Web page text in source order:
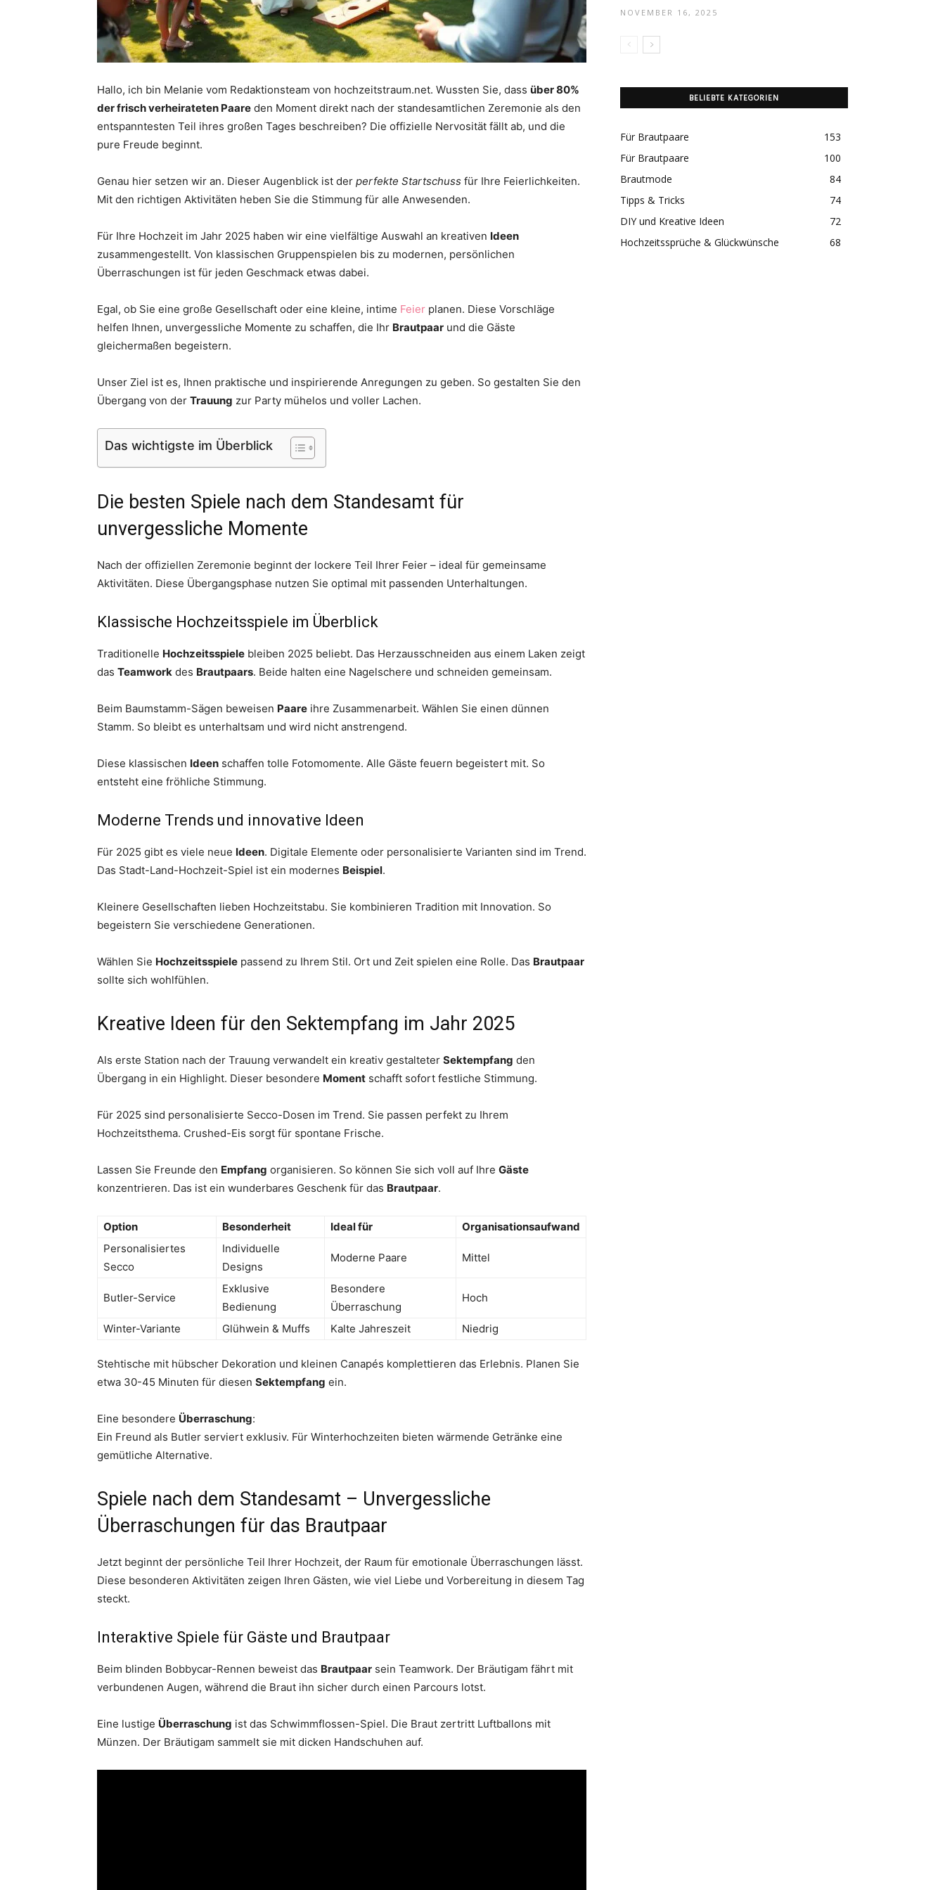
das
Hallo, ich bin Melanie vom Redaktionsteam von hochzeitstraum.net. Wussten Sie, dass über 80%
der frisch verheirateten Paare den Moment direkt nach der standesamtlichen Zeremonie als den
entspanntesten Teil ihres großen Tages beschreiben? Die offizielle Nervosität fällt ab, und die
pure Freude beginnt.
Genau hier setzen wir an. Dieser Augenblick ist der perfekte Startschuss für Ihre Feierlichkeiten.
Mit den richtigen Aktivitäten heben Sie die Stimmung für alle Anwesenden.
Für Ihre Hochzeit im Jahr 2025 haben wir eine vielfältige Auswahl an kreativen Ideen
zusammengestellt. Von klassischen Gruppenspielen bis zu modernen, persönlichen
Überraschungen ist für jeden Geschmack etwas dabei.
Egal, ob Sie eine große Gesellschaft oder eine kleine, intime Feier planen. Diese Vorschläge
helfen Ihnen, unvergessliche Momente zu schaffen, die Ihr Brautpaar und die Gäste
gleichermaßen begeistern.
Unser Ziel ist es, Ihnen praktische und inspirierende Anregungen zu geben. So gestalten Sie den
Übergang von der Trauung zur Party mühelos und voller Lachen.
Das wichtigste im Überblick
Die besten Spiele nach dem Standesamt für
unvergessliche Momente
Nach der offiziellen Zeremonie beginnt der lockere Teil Ihrer Feier – ideal für gemeinsame
Aktivitäten. Diese Übergangsphase nutzen Sie optimal mit passenden Unterhaltungen.
Klassische Hochzeitsspiele im Überblick
Traditionelle Hochzeitsspiele bleiben 2025 beliebt. Das Herzausschneiden aus einem Laken zeigt
das Teamwork des Brautpaars. Beide halten eine Nagelschere und schneiden gemeinsam.
Beim Baumstamm-Sägen beweisen Paare ihre Zusammenarbeit. Wählen Sie einen dünnen
Stamm. So bleibt es unterhaltsam und wird nicht anstrengend.
Diese klassischen Ideen schaffen tolle Fotomomente. Alle Gäste feuern begeistert mit. So
entsteht eine fröhliche Stimmung.
Moderne Trends und innovative Ideen
Für 2025 gibt es viele neue Ideen. Digitale Elemente oder personalisierte Varianten sind im Trend.
Das Stadt-Land-Hochzeit-Spiel ist ein modernes Beispiel.
Kleinere Gesellschaften lieben Hochzeitstabu. Sie kombinieren Tradition mit Innovation. So
begeistern Sie verschiedene Generationen.
Wählen Sie Hochzeitsspiele passend zu Ihrem Stil. Ort und Zeit spielen eine Rolle. Das Brautpaar
sollte sich wohlfühlen.
Kreative Ideen für den Sektempfang im Jahr 2025
Als erste Station nach der Trauung verwandelt ein kreativ gestalteter Sektempfang den
Übergang in ein Highlight. Dieser besondere Moment schafft sofort festliche Stimmung.
Für 2025 sind personalisierte Secco-Dosen im Trend. Sie passen perfekt zu Ihrem
Hochzeitsthema. Crushed-Eis sorgt für spontane Frische.
Lassen Sie Freunde den Empfang organisieren. So können Sie sich voll auf Ihre Gäste
konzentrieren. Das ist ein wunderbares Geschenk für das Brautpaar.
Option Besonderheit Ideal für
Organisationsaufwand
Personalisiertes
Secco
Individuelle
Designs
Moderne Paare Mittel
Butler-Service
Exklusive
Bedienung
Besondere
Überraschung
Hoch
Winter-Variante Glühwein & Muffs Kalte Jahreszeit Niedrig
Stehtische mit hübscher Dekoration und kleinen Canapés komplettieren das Erlebnis. Planen Sie
etwa 30-45 Minuten für diesen Sektempfang ein.
Eine besondere Überraschung:
Ein Freund als Butler serviert exklusiv. Für Winterhochzeiten bieten wärmende Getränke eine
gemütliche Alternative.
Spiele nach dem Standesamt – Unvergessliche
Überraschungen für das Brautpaar
Jetzt beginnt der persönliche Teil Ihrer Hochzeit, der Raum für emotionale Überraschungen lässt.
Diese besonderen Aktivitäten zeigen Ihren Gästen, wie viel Liebe und Vorbereitung in diesem Tag
steckt.
Interaktive Spiele für Gäste und Brautpaar
Beim blinden Bobbycar-Rennen beweist das Brautpaar sein Teamwork. Der Bräutigam fährt mit
verbundenen Augen, während die Braut ihn sicher durch einen Parcours lotst.
Eine lustige Überraschung ist das Schwimmflossen-Spiel. Die Braut zertritt Luftballons mit
Münzen. Der Bräutigam sammelt sie mit dicken Handschuhen auf.
NOVEMBER 16, 2025
BELIEBTE KATEGORIEN
Für Brautpaare
153
Für Brautpaare
100
Brautmode
84
Tipps & Tricks
74
DIY und Kreative Ideen
72
Hochzeitssprüche & Glückwünsche
68